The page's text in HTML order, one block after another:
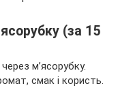
(за 15
м’ясорубку.
смак і користь.